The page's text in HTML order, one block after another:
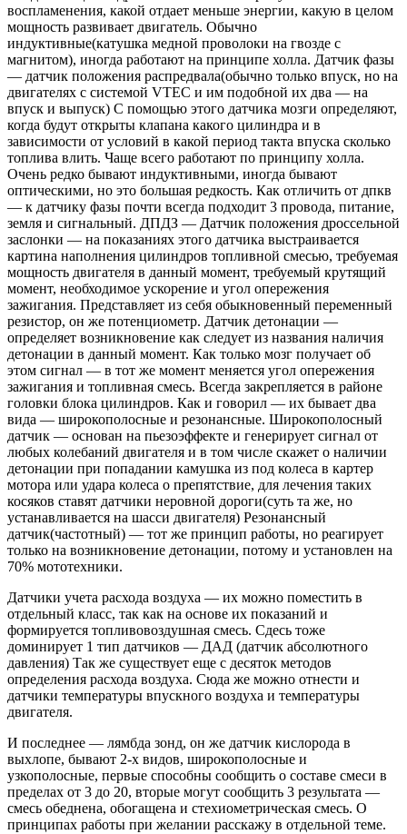
воспламенения, какой отдает меньше энергии, какую в целом
мощность развивает двигатель. Обычно
индуктивные(катушка медной проволоки на гвозде с
магнитом), иногда работают на принципе холла. Датчик фазы
— датчик положения распредвала(обычно только впуск, но на
двигателях с системой VTEC и им подобной их два — на
впуск и выпуск) С помощью этого датчика мозги определяют,
когда будут открыты клапана какого цилиндра и в
зависимости от условий в какой период такта впуска сколько
топлива влить. Чаще всего работают по принципу холла.
Очень редко бывают индуктивными, иногда бывают
оптическими, но это большая редкость. Как отличить от дпкв
— к датчику фазы почти всегда подходит 3 провода, питание,
земля и сигнальный. ДПДЗ — Датчик положения дроссельной
заслонки — на показаниях этого датчика выстраивается
картина наполнения цилиндров топливной смесью, требуемая
мощность двигателя в данный момент, требуемый крутящий
момент, необходимое ускорение и угол опережения
зажигания. Представляет из себя обыкновенный переменный
резистор, он же потенциометр. Датчик детонации —
определяет возникновение как следует из названия наличия
детонации в данный момент. Как только мозг получает об
этом сигнал — в тот же момент меняется угол опережения
зажигания и топливная смесь. Всегда закрепляется в районе
головки блока цилиндров. Как и говорил — их бывает два
вида — широкополосные и резонансные. Широкополосный
датчик — основан на пьезоэффекте и генерирует сигнал от
любых колебаний двигателя и в том числе скажет о наличии
детонации при попадании камушка из под колеса в картер
мотора или удара колеса о препятствие, для лечения таких
косяков ставят датчики неровной дороги(суть та же, но
устанавливается на шасси двигателя) Резонансный
датчик(частотный) — тот же принцип работы, но реагирует
только на возникновение детонации, потому и установлен на
70% мототехники.
Датчики учета расхода воздуха — их можно поместить в
отдельный класс, так как на основе их показаний и
формируется топливовоздушная смесь. Сдесь тоже
доминирует 1 тип датчиков — ДАД (датчик абсолютного
давления) Так же существует еще с десяток методов
определения расхода воздуха. Сюда же можно отнести и
датчики температуры впускного воздуха и температуры
двигателя.
И последнее — лямбда зонд, он же датчик кислорода в
выхлопе, бывают 2-х видов, широкополосные и
узкополосные, первые способны сообщить о составе смеси в
пределах от 3 до 20, вторые могут сообщить 3 результата —
смесь обеднена, обогащена и стехиометрическая смесь. О
принципах работы при желании расскажу в отдельной теме.